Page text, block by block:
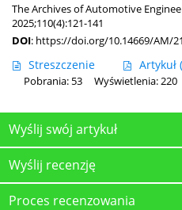
The Archives of Automotive
2025;110(4):121-141
DOI: https://doi.org/10.14669/AM/
Streszczenie Artykuł
Pobrania: 53
Wyświetlenia: 220
Wyślij swój artykuł
Wyślij recenzję
Proces recenzowania